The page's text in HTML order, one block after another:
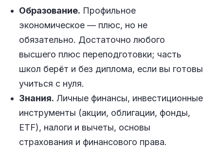
Образование. Профильное
экономическое — плюс, но не
обязательно. Достаточно любого
высшего плюс переподготовки; часть
школ берёт и без диплома, если вы готовы
учиться с нуля.
Знания. Личные финансы, инвестиционные
инструменты (акции, облигации, фонды,
ETF), налоги и вычеты, основы
страхования и финансового права.